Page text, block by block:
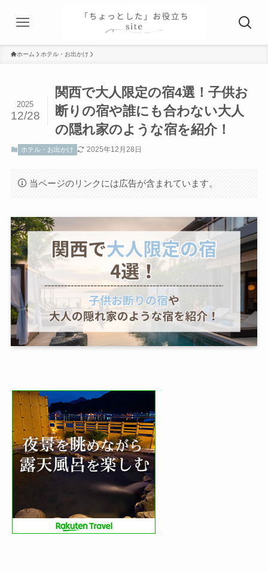
ホーム ホテル・お出かけ
関西で大人限定の宿4選！子供お
断りの宿や誰にも合わない大人
の隠れ家のような宿を紹介！
2025
12/28
ホテル・お出かけ 2025年12月28日
当ページのリンクには広告が含まれています。